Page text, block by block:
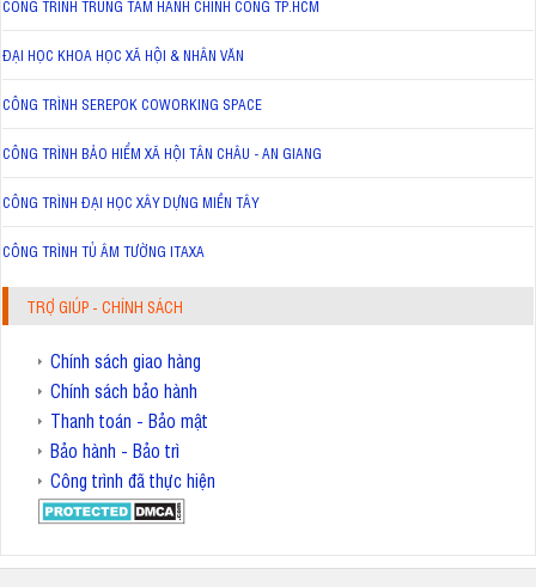
CÔNG TRÌNH TRUNG TÂM HÀNH CHÍNH CÔNG TP.HCM
ĐẠI HỌC KHOA HỌC XÃ HỘI & NHÂN VĂN
CÔNG TRÌNH SEREPOK COWORKING SPACE
CÔNG TRÌNH BẢO HIỂM XÃ HỘI TÂN CHÂU - AN GIANG
CÔNG TRÌNH ĐẠI HỌC XÂY DỰNG MIỀN TÂY
CÔNG TRÌNH TỦ ÂM TƯỜNG ITAXA
TRỢ GIÚP - CHÍNH SÁCH
Chính sách giao hàng
Chính sách bảo hành
Thanh toán - Bảo mật
Bảo hành - Bảo trì
Công trình đã thực hiện